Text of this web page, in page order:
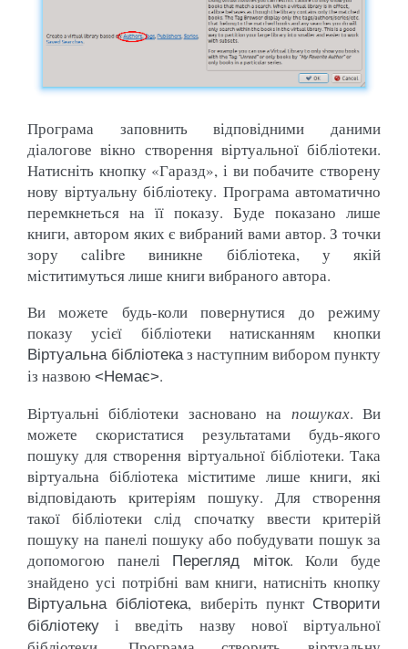
Програма заповнить відповідними даними
діалогове вікно створення віртуальної бібліотеки.
Натисніть кнопку «Гаразд», і ви побачите створену
нову віртуальну бібліотеку. Програма автоматично
перемкнеться на її показу. Буде показано лише
книги, автором яких є вибраний вами автор. З точки
зору calibre виникне бібліотека, у якій
міститимуться лише книги вибраного автора.
Ви можете будь-коли повернутися до режиму
показу усієї бібліотеки натисканням кнопки
Віртуальна бібліотеказ наступним вибором пункту
із назвою <Немає>.
Віртуальні бібліотеки засновано на пошуках. Ви
можете скористатися результатами будь-якого
пошуку для створення віртуальної бібліотеки. Така
віртуальна бібліотека міститиме лише книги, які
відповідають критеріям пошуку. Для створення
такої бібліотеки слід спочатку ввести критерій
пошуку на панелі пошуку або побудувати пошук за
допомогою панелі
Перегляд міток. Коли буде
знайдено усі потрібні вам книги, натисніть кнопку
Віртуальна бібліотека, виберіть пункт Створити
бібліотеку
і введіть назву нової віртуальної